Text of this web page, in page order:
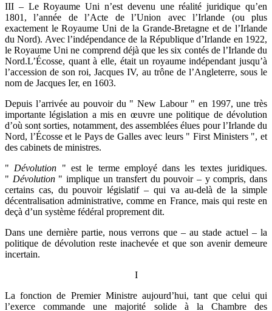
III – Le Royaume Uni n’est devenu une réalité juridique qu’en
1801, l’année de l’Acte de l’Union avec l’Irlande (ou plus
exactement le Royaume Uni de la Grande-Bretagne et de l’Irlande
du Nord). Avec l’indépendance de la République d’Irlande en 1922,
le Royaume Uni ne comprend déjà que les six contés de l’Irlande du
Nord.L’Écosse, quant à elle, était un royaume indépendant jusqu’à
l’accession de son roi, Jacques IV, au trône de l’Angleterre, sous le
nom de Jacques Ier, en 1603.
Depuis l’arrivée au pouvoir du " New Labour " en 1997, une très
importante législation a mis en œuvre une politique de dévolution
d’où sont sorties, notamment, des assemblées élues pour l’Irlande du
Nord, l’Écosse et le Pays de Galles avec leurs " First Ministers ", et
des cabinets de ministres.
" Dévolution " est le terme employé dans les textes juridiques.
" Dévolution" implique un transfert du pouvoir – y compris, dans
certains cas, du pouvoir législatif – qui va au-delà de la simple
décentralisation administrative, comme en France, mais qui reste en
deçà d’un système fédéral proprement dit.
Dans une dernière partie, nous verrons que – au stade actuel – la
politique de dévolution reste inachevée et que son avenir demeure
incertain.
I
La fonction de Premier Ministre aujourd’hui, tant que celui qui
l’exerce commande une majorité solide à la Chambre des